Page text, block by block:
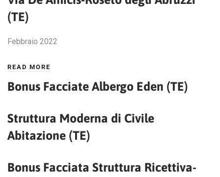
(TE)
Febbraio 2022
READ MORE
Bonus Facciate Albergo Eden (TE)
Struttura Moderna di Civile
Abitazione (TE)
Bonus Facciata Struttura Ricettiva-